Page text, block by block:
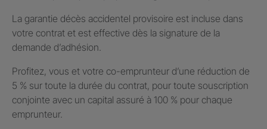
La garantie décès accidentel provisoire est incluse dans
votre contrat et est effective dès la signature de la
demande d’adhésion.
Profitez, vous et votre co-emprunteur d’une réduction de
5 % sur toute la durée du contrat, pour toute souscription
conjointe avec un capital assuré à 100 % pour chaque
emprunteur.